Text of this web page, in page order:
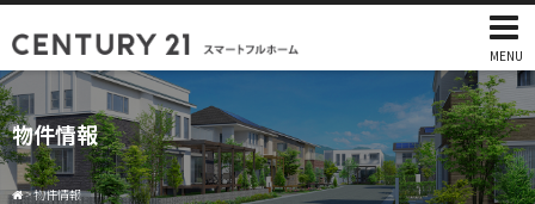
MENU
物件情報
>物件情報